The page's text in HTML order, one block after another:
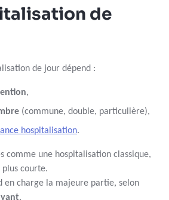
de
de jour dépend :
,
(commune, double, particulière),
hospitalisation.
comme une hospitalisation classique,
courte.
en charge la majeure partie, selon
.